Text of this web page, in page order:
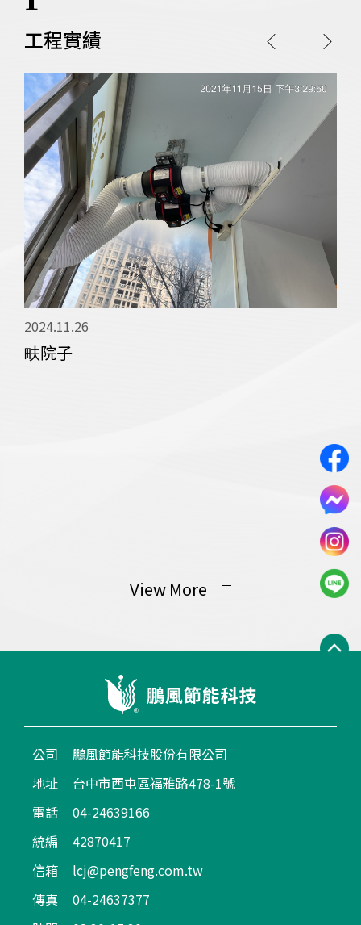
工程實績
2024.11.26
畉院子
View More
公司
鵬風節能科技股份有限公司
地址
台中市西屯區福雅路478-1號
電話
04-24639166
統編
42870417
信箱
lcj@pengfeng.com.tw
傳真
04-24637377